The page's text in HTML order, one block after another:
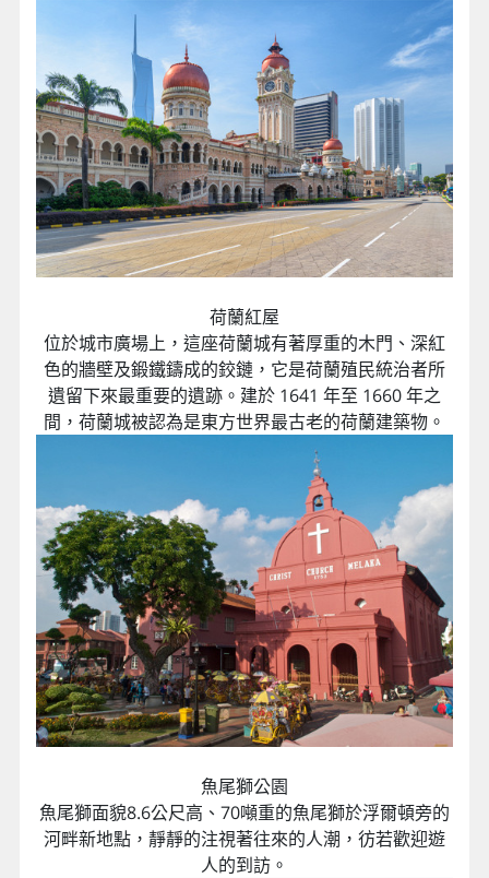
荷蘭紅屋
位於城市廣場上，這座荷蘭城有著厚重的木門、深紅
色的牆壁及鍛鐵鑄成的鉸鏈，它是荷蘭殖民統治者所
遺留下來最重要的遺跡。建於 1641 年至 1660 年之
間，荷蘭城被認為是東方世界最古老的荷蘭建築物。
魚尾獅公園
魚尾獅面貌8.6公尺高、70噸重的魚尾獅於浮爾頓旁的
河畔新地點，靜靜的注視著往來的人潮，彷若歡迎遊
人的到訪。